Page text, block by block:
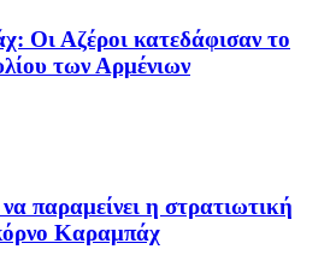
Οι Αζέροι κατεδάφισαν το
των Αρμένιων
παραμείνει η στρατιωτική
Καραμπάχ